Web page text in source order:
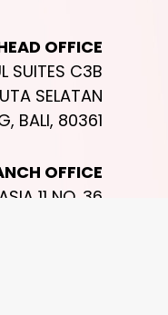
OFFICE
SUITES C3B
SELATAN
BALI, 80361
OFFICE
11 NO. 36